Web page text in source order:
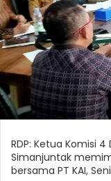
RDP: Ketua Komisi 4
Simanjuntak
bersama PT KAI,